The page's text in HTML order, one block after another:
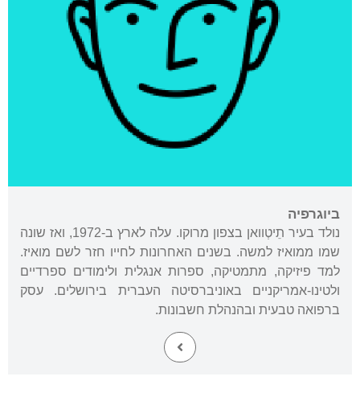
ביוגרפיה
נולד בעיר תֵיטְוואן בצפון מרוקו. עלה לארץ ב-1972, ואז שונה
שמו ממואיז למשה. בשנים האחרונות לחייו חזר לשם מואיז.
למד פיזיקה, מתמטיקה, ספרות אנגלית ולימודים ספרדיים
ולטינו-אמריקניים באוניברסיטה העברית בירושלים. עסק
ברפואה טבעית ובהנהלת חשבונות.